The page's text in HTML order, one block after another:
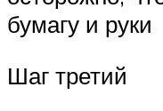
бумагу и руки
Шаг третий